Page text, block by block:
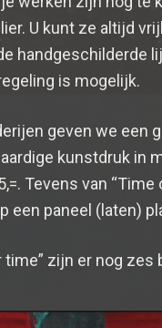
U kunt ze altijd
handgeschilderde
is mogelijk.
geven we een
kunstdruk in
Tevens van
een paneel (laten)
time” zijn er nog